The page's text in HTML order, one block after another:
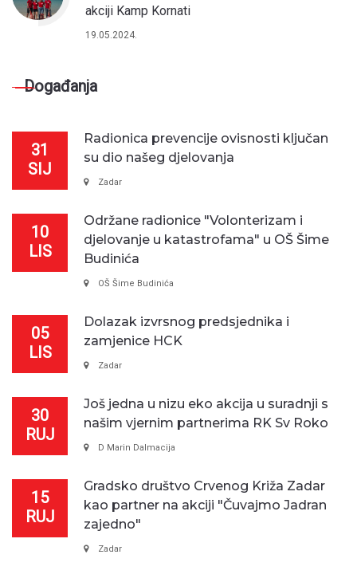
akciji Kamp Kornati
19.05.2024.
Događanja
31
SIJ
Radionica prevencije ovisnosti ključan
su dio našeg djelovanja
Zadar
10
LIS
Održane radionice "Volonterizam i
djelovanje u katastrofama" u OŠ Šime
Budinića
OŠ Šime Budinića
05
LIS
Dolazak izvrsnog predsjednika i
zamjenice HCK
Zadar
30
RUJ
Još jedna u nizu eko akcija u suradnji s
našim vjernim partnerima RK Sv Roko
D Marin Dalmacija
15
RUJ
Gradsko društvo Crvenog Križa Zadar
kao partner na akciji "Čuvajmo Jadran
zajedno"
Zadar